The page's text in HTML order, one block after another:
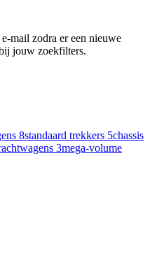
mail zodra er een nieuwe
jouw zoekfilters.
8standaard trekkers 5chassis
3mega-volume